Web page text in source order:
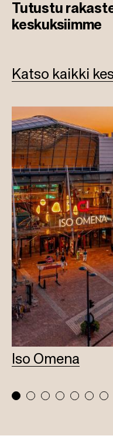
Tutustu
keskuksiimme
Katso kaikki
Iso Omena